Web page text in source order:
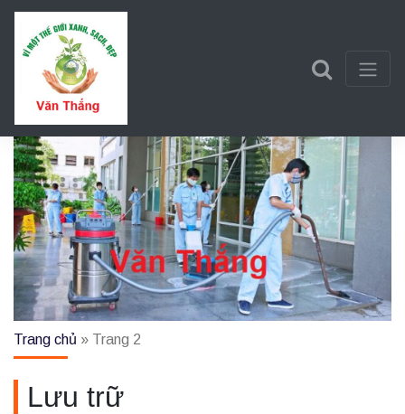
Trần Văn Thắng
Một trang web mới sử dụng WordPress
Trang chủ » Trang 2
Lưu trữ